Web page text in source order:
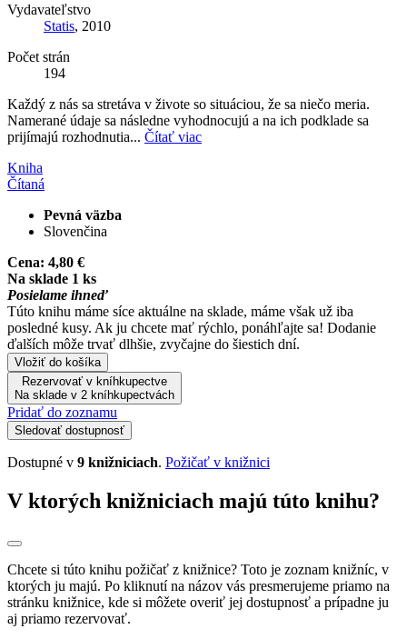
Vydavateľstvo
Statis, 2010
Počet strán
194
Každý z nás sa stretáva v živote so situáciou, že sa niečo meria.
Namerané údaje sa následne vyhodnocujú a na ich podklade sa
prijímajú rozhodnutia... Čítať viac
Kniha
Čítaná
Pevná väzba
Slovenčina
Cena: 4,80 €
Na sklade 1 ks
Posielame ihneď
Túto knihu máme síce aktuálne na sklade, máme však už iba
posledné kusy. Ak ju chcete mať rýchlo, ponáhľajte sa! Dodanie
ďalších môže trvať dlhšie, zvyčajne do šiestich dní.
Vložiť do košíka
Rezervovať v kníhkupectve
Na sklade v 2 kníhkupectvách
Pridať do zoznamu
Sledovať dostupnosť
Dostupné v 9 knižniciach. Požičať v knižnici
V ktorých knižniciach majú túto knihu?
Chcete si túto knihu požičať z knižnice? Toto je zoznam knižníc, v
ktorých ju majú. Po kliknutí na názov vás presmerujeme priamo na
stránku knižnice, kde si môžete overiť jej dostupnosť a prípadne ju
aj priamo rezervovať.